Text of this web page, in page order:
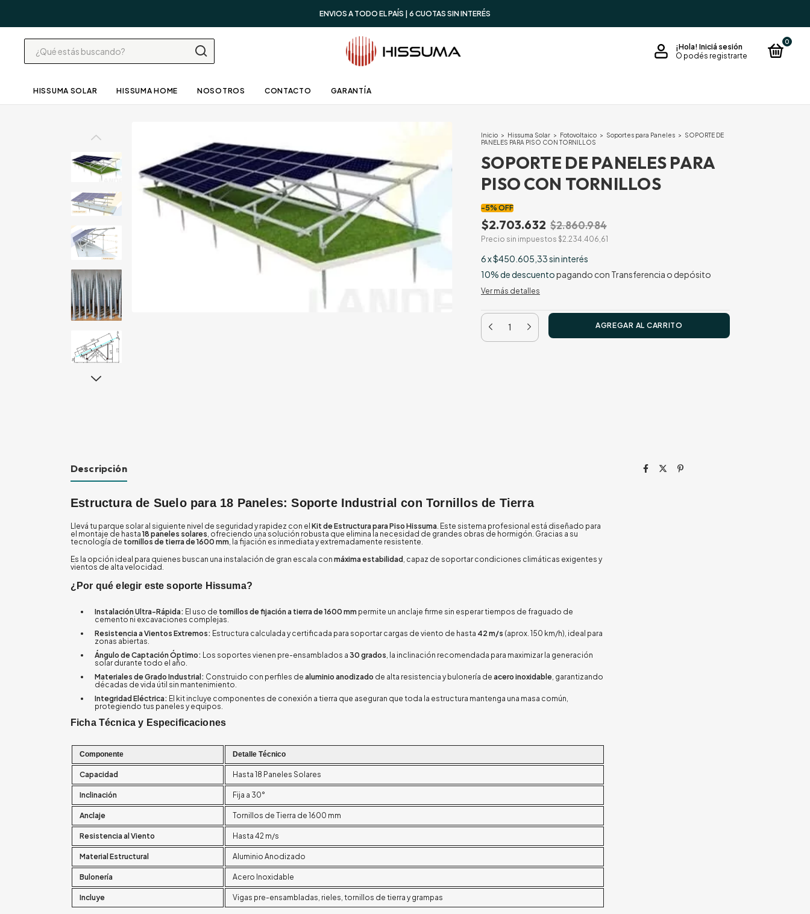
ENVIOS A TODO EL PAÍS | 6 CUOTAS SIN INTERÉS
¡Hola! Iniciá sesión
O podés registrarte
0
HISSUMA SOLAR HISSUMA HOME NOSOTROS CONTACTO GARANTÍA
Inicio > Hissuma Solar > Fotovoltaico > Soportes para Paneles > SOPORTE DE
PANELES PARA PISO CON TORNILLOS
SOPORTE DE PANELES PARA
PISO CON TORNILLOS
-5% OFF
$2.703.632 $2.860.984
Precio sin impuestos $2.234.406,61
6x$450.605,33sin interés
10% de descuentopagando con Transferencia o depósito
Ver más detalles
Descripción
Estructura de Suelo para 18 Paneles: Soporte Industrial con Tornillos de Tierra
Llevá tu parque solar al siguiente nivel de seguridad y rapidez con el Kit de Estructura para Piso Hissuma. Este sistema profesional está diseñado para
el montaje de hasta 18 paneles solares, ofreciendo una solución robusta que elimina la necesidad de grandes obras de hormigón. Gracias a su
tecnología de tornillos de tierra de 1600 mm, la fijación es inmediata y extremadamente resistente.
Es la opción ideal para quienes buscan una instalación de gran escala con máxima estabilidad , capaz de soportar condiciones climáticas exigentes y
vientos de alta velocidad.
¿Por qué elegir este soporte Hissuma?
Instalación Ultra-Rápida: El uso de tornillos de fijación a tierra de 1600 mm permite un anclaje firme sin esperar tiempos de fraguado de
cemento ni excavaciones complejas.
Resistencia a Vientos Extremos: Estructura calculada y certificada para soportar cargas de viento de hasta 42 m/s (aprox. 150 km/h), ideal para
zonas abiertas.
Ángulo de Captación Óptimo: Los soportes vienen pre-ensamblados a 30 grados , la inclinación recomendada para maximizar la generación
solar durante todo el año.
Materiales de Grado Industrial: Construido con perfiles de aluminio anodizado de alta resistencia y bulonería de acero inoxidable , garantizando
décadas de vida útil sin mantenimiento.
Integridad Eléctrica: El kit incluye componentes de conexión a tierra que aseguran que toda la estructura mantenga una masa común,
protegiendo tus paneles y equipos.
Ficha Técnica y Especificaciones
Componente Detalle Técnico
Capacidad Hasta 18 Paneles Solares
Inclinación Fija a 30°
Anclaje Tornillos de Tierra de 1600 mm
Resistencia al Viento Hasta 42 m/s
Material Estructural Aluminio Anodizado
Bulonería Acero Inoxidable
Incluye Vigas pre-ensambladas, rieles, tornillos de tierra y grampas